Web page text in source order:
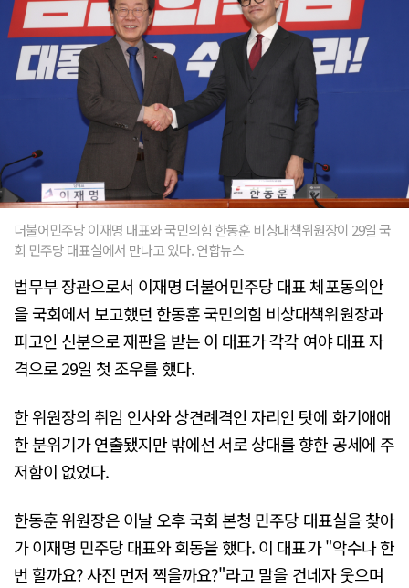
더불어민주당 이재명 대표와 국민의힘 한동훈 비상대책위원장이 29일 국
회 민주당 대표실에서 만나고 있다. 연합뉴스
법무부 장관으로서 이재명 더불어민주당 대표 체포동의안
을 국회에서 보고했던 한동훈 국민의힘 비상대책위원장과
피고인 신분으로 재판을 받는 이 대표가 각각 여야 대표 자
격으로 29일 첫 조우를 했다.
한 위원장의 취임 인사와 상견례격인 자리인 탓에 화기애애
한 분위기가 연출됐지만 밖에선 서로 상대를 향한 공세에 주
저함이 없었다.
한동훈 위원장은 이날 오후 국회 본청 민주당 대표실을 찾아
가 이재명 민주당 대표와 회동을 했다. 이 대표가 "악수나 한
번 할까요? 사진 먼저 찍을까요?"라고 말을 건네자 웃으며